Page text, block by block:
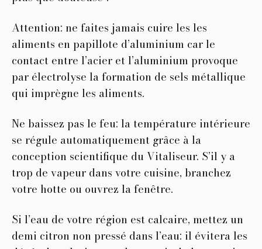
Attention: ne faites jamais cuire les les
aliments en papillote d’aluminium car le
contact entre l’acier et l’aluminium provoque
par électrolyse la formation de sels métallique
qui imprègne les aliments.
Ne baissez pas le feu: la température intérieure
se régule automatiquement grâce à la
conception scientifique du Vitaliseur. S’il y a
trop de vapeur dans votre cuisine, branchez
votre hotte ou ouvrez la fenêtre.
Si l’eau de votre région est calcaire, mettez un
demi citron non pressé dans l’eau: il évitera les